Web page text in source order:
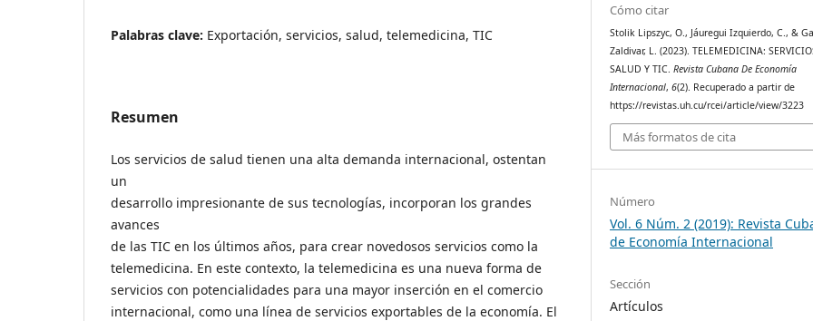
Palabras clave: Exportación, servicios, salud, telemedicina, TIC
Resumen
Los servicios de salud tienen una alta demanda internacional, ostentan
un
desarrollo impresionante de sus tecnologías, incorporan los grandes
avances
de las TIC en los últimos años, para crear novedosos servicios como la
telemedicina. En este contexto, la telemedicina es una nueva forma de
servicios con potencialidades para una mayor inserción en el comercio
internacional, como una línea de servicios exportables de la economía. El
Cómo citar
Stolik Lipszyc, O., Jáuregui Izquierdo, C., &
Zaldivar, L. (2023). TELEMEDICINA:
SALUD Y TIC.Revista Cubana De Economía
Internacional,6(2). Recuperado a partir de
https://revistas.uh.cu/rcei/article/view/3223
Más formatos de cita
Número
Vol. 6 Núm. 2 (2019): Revista
de Economía Internacional
Sección
Artículos